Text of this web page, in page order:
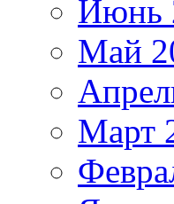
Июнь
Май
Март